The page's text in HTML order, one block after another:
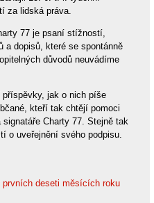
za lidská práva.
77 je psaní stížností,
a dopisů, které se spontánně
důvodů neuvádíme
jak o nich píše
kteří tak chtějí pomoci
Charty 77. Stejně tak
o uveřejnění svého podpisu.
prvních deseti měsících roku